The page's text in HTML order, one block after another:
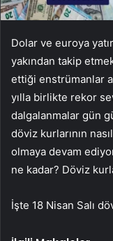
Dolar ve euroya
yakından takip
ettiği enstrümanlar
yılla birlikte rekor
dalgalanmalar gün
döviz kurlarının
olmaya devam
ne kadar? Döviz
İşte 18 Nisan Salı